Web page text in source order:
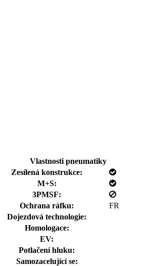
Vlastnosti pneumatiky
Zesílená konstrukce:
M+S:
3PMSF:
Ochrana ráfku:
FR
Dojezdová technologie:
Homologace:
EV:
Potlačení hluku:
Samozacelující se: